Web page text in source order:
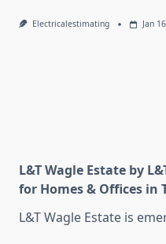
Electricalestimating Jan
L&T Wagle Estate by
for Homes & Offices in
L&T Wagle Estate is